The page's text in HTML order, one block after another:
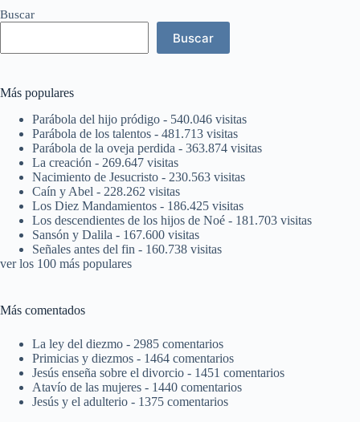
Buscar
Buscar
Más populares
Parábola del hijo pródigo - 540.046 visitas
Parábola de los talentos - 481.713 visitas
Parábola de la oveja perdida - 363.874 visitas
La creación - 269.647 visitas
Nacimiento de Jesucristo - 230.563 visitas
Caín y Abel - 228.262 visitas
Los Diez Mandamientos - 186.425 visitas
Los descendientes de los hijos de Noé - 181.703 visitas
Sansón y Dalila - 167.600 visitas
Señales antes del fin - 160.738 visitas
ver los 100 más populares
Más comentados
La ley del diezmo - 2985 comentarios
Primicias y diezmos - 1464 comentarios
Jesús enseña sobre el divorcio - 1451 comentarios
Atavío de las mujeres - 1440 comentarios
Jesús y el adulterio - 1375 comentarios